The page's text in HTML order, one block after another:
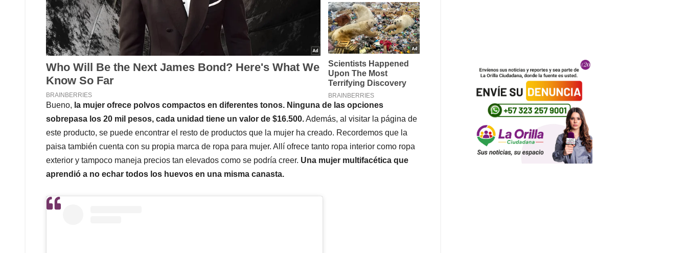
Bueno, la mujer ofrece polvos compactos en diferentes tonos. Ninguna de las opciones
sobrepasa los 20 mil pesos, cada unidad tiene un valor de $16.500.Además, al visitar la página de
este producto, se puede encontrar el resto de productos que la mujer ha creado. Recordemos que la
paisa también cuenta con su propia marca de ropa para mujer. Allí ofrece tanto ropa interior como ropa
exterior y tampoco maneja precios tan elevados como se podría creer. Una mujer multifacética que
aprendió a no echar todos los huevos en una misma canasta.